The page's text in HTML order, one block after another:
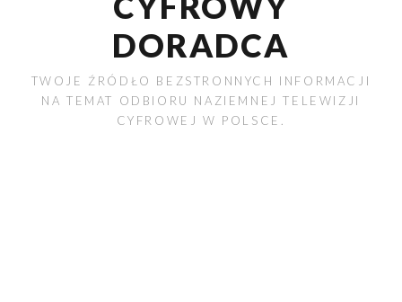
DORADCA
TWOJE ŹRÓDŁO BEZSTRONNYCH INFORMACJI
NA TEMAT ODBIORU NAZIEMNEJ TELEWIZJI
CYFROWEJ W POLSCE.